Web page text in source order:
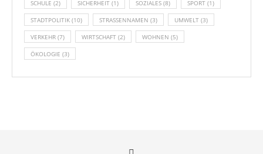
SCHULE (2) SICHERHEIT (1) SOZIALES (8) SPORT (1)
STADTPOLITIK (10) STRASSENNAMEN (3) UMWELT (3)
VERKEHR (7) WIRTSCHAFT (2) WOHNEN (5)
ÖKOLOGIE (3)